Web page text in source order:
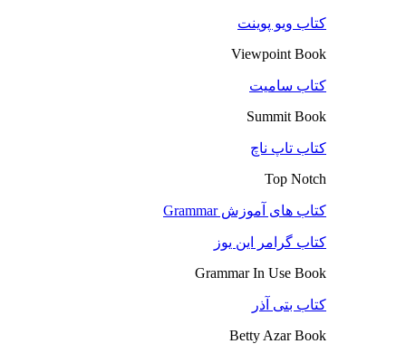
کتاب ویو پوینت
Viewpoint Book
کتاب سامیت
Summit Book
کتاب تاپ ناچ
Top Notch
کتاب های آموزش Grammar
کتاب گرامر این یوز
Grammar In Use Book
کتاب بتی آذر
Betty Azar Book